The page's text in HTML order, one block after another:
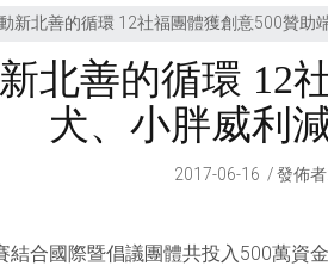
新北善的循環 12社福團體獲創意500贊
北善的循環 12
犬、小胖威利
2017-06-16 發佈者:
結合國際暨倡議團體共投入500萬